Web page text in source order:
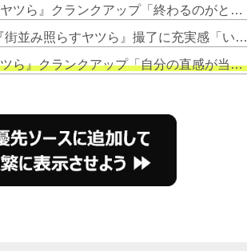
3. 曽田陵介、森本慎太郎主演『街並み照らすヤツら』クランクアップ「終わるのがとても名残惜しい」
4. SixTONES森本慎太郎、GP帯初単独主演『街並み照らすヤツら』撮了に充実感「いい作品を世に残せたことがうれしかった」
クランクアップ「自分の直感が当たった」